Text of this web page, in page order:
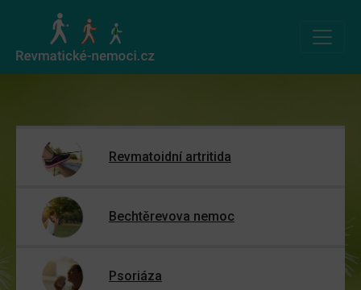
Revmatoidní artritida
Bechtěrevova nemoc
Psoriáza